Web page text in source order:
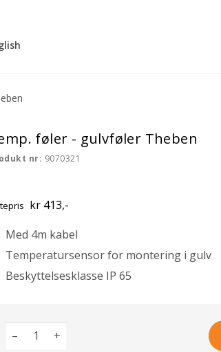
føler - gulvføler Theben
nr: 9070321
kr 413,-
Med 4m kabel
Temperatursensor for montering i gulv
Beskyttelsesklasse IP 65
– +